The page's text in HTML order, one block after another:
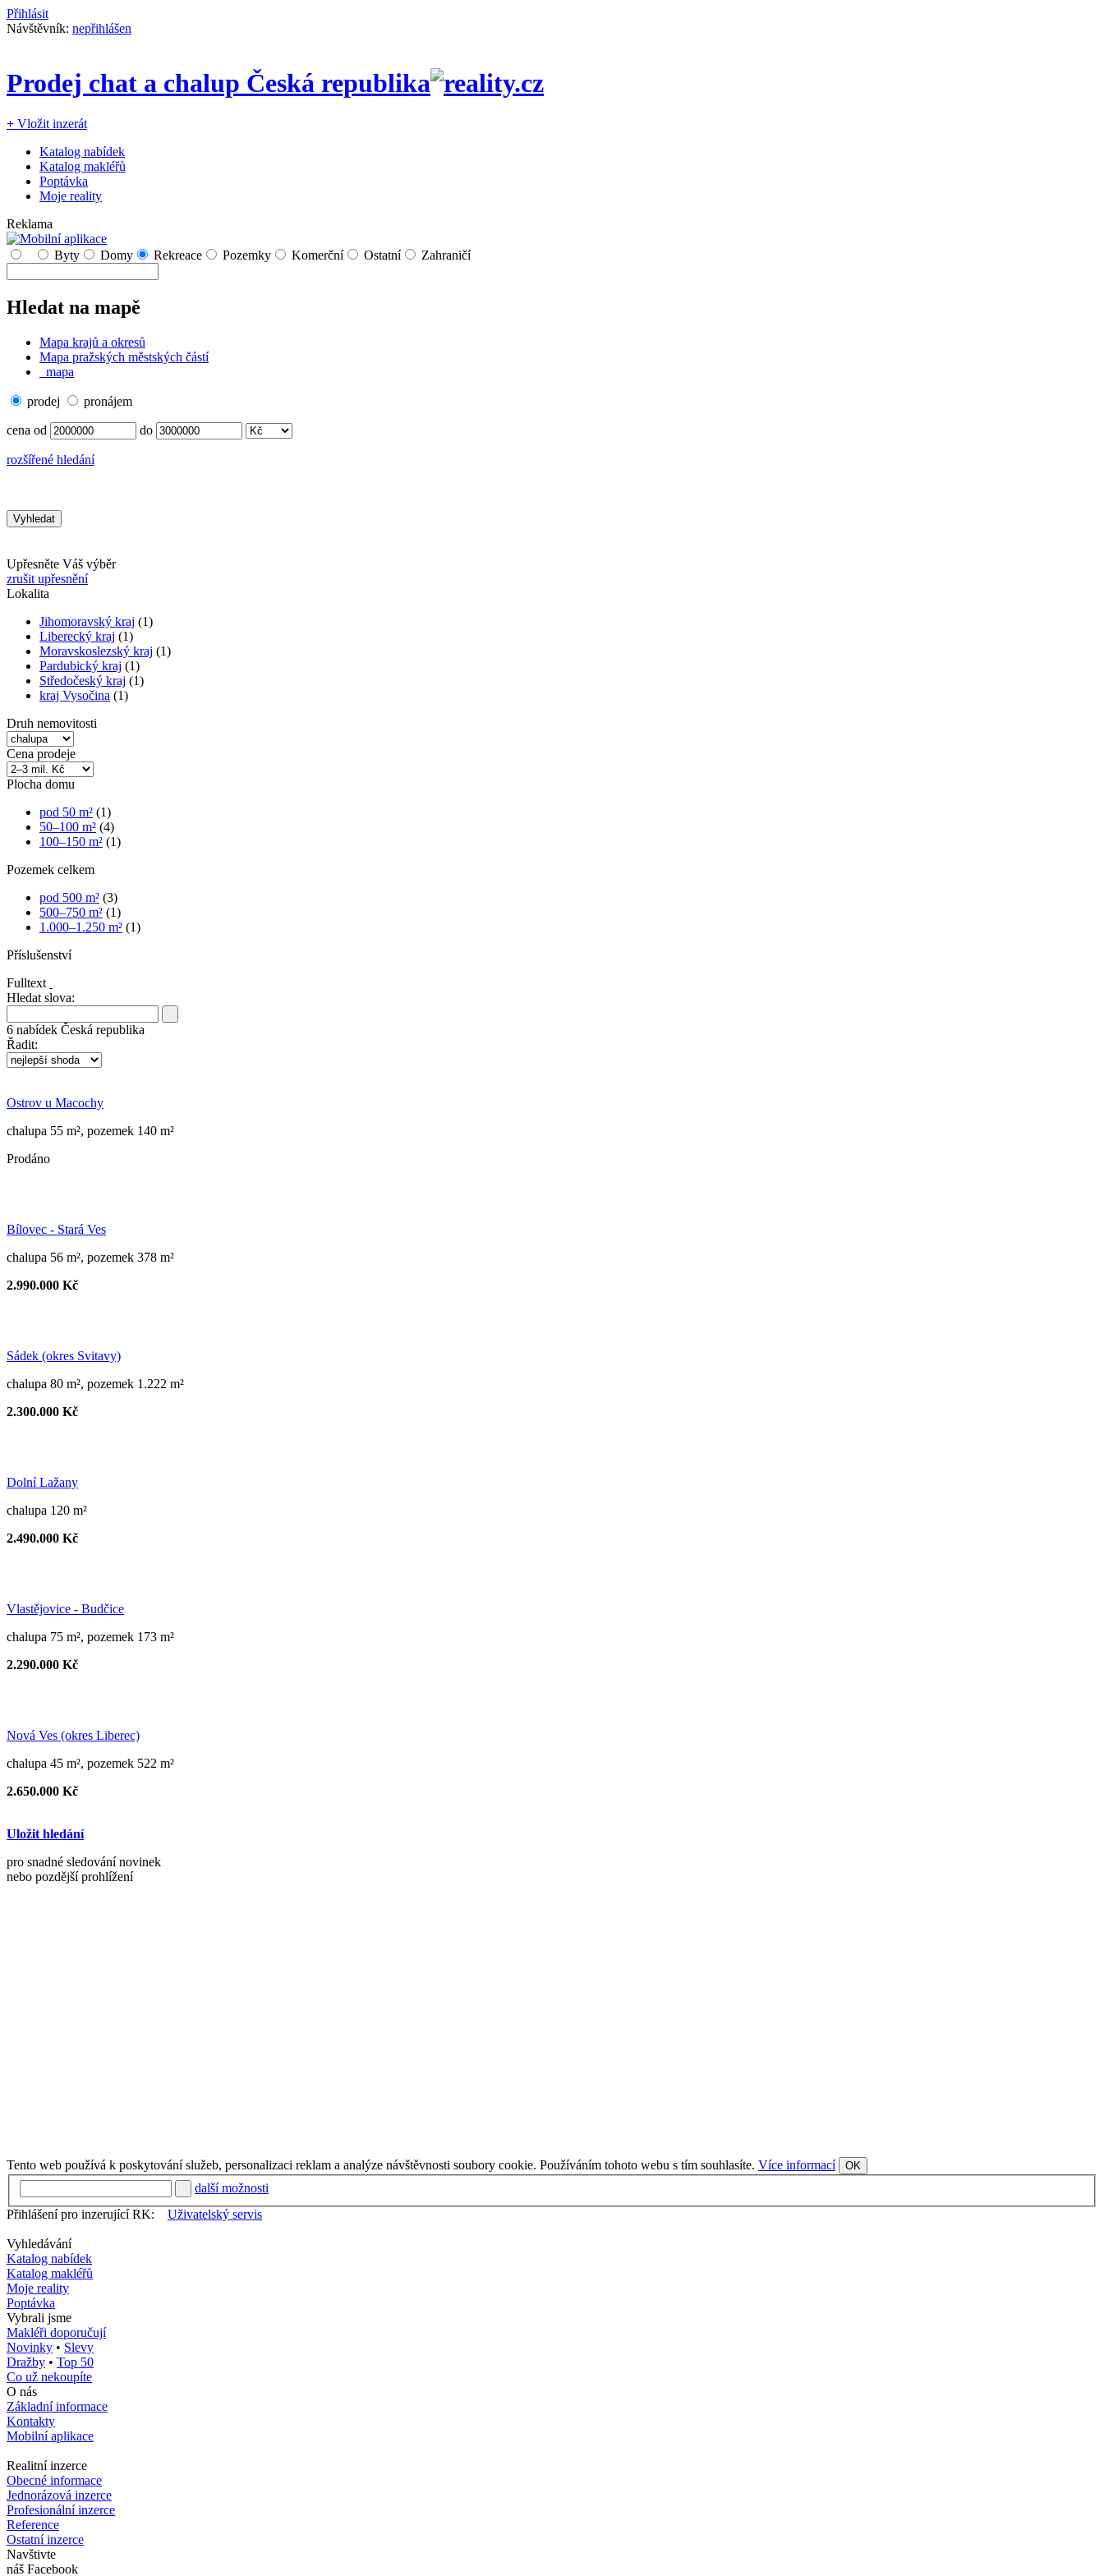
Přihlásit
Návštěvník: nepřihlášen
Prodej chat a chalup Česká republika
+ Vložit inzerát
Katalog nabídek
Katalog makléřů
Poptávka
Moje reality
Reklama
Byty Domy Rekreace Pozemky Komerční Ostatní Zahraničí
Hledat na mapě
Mapa krajů a okresů
Mapa pražských městských částí
mapa
prodej pronájem
cena od do
rozšířené hledání
Upřesněte Váš výběr
zrušit upřesnění
Lokalita
Jihomoravský kraj (1)
Liberecký kraj (1)
Moravskoslezský kraj (1)
Pardubický kraj (1)
Středočeský kraj (1)
kraj Vysočina (1)
Druh nemovitosti
Cena prodeje
Plocha domu
pod 50 m² (1)
50–100 m² (4)
100–150 m² (1)
Pozemek celkem
pod 500 m² (3)
500–750 m² (1)
1.000–1.250 m² (1)
Příslušenství
Fulltext
Hledat slova:
6 nabídek Česká republika
Řadit:
Ostrov u Macochy
chalupa 55 m², pozemek 140 m²
Prodáno
Bílovec - Stará Ves
chalupa 56 m², pozemek 378 m²
2.990.000 Kč
Sádek (okres Svitavy)
chalupa 80 m², pozemek 1.222 m²
2.300.000 Kč
Dolní Lažany
chalupa 120 m²
2.490.000 Kč
Vlastějovice - Budčice
chalupa 75 m², pozemek 173 m²
2.290.000 Kč
Nová Ves (okres Liberec)
chalupa 45 m², pozemek 522 m²
2.650.000 Kč
Uložit hledání
pro snadné sledování novinek
nebo pozdější prohlížení
Tento web používá k poskytování služeb, personalizaci reklam a analýze návštěvnosti soubory cookie. Používáním tohoto webu s tím souhlasíte. Více informací OK
další možnosti
Přihlášení pro inzerující RK:
Uživatelský servis
Vyhledávání
Katalog nabídek
Katalog makléřů
Moje reality
Poptávka
Vybrali jsme
Makléři doporučují
Novinky • Slevy
Dražby • Top 50
Co už nekoupíte
O nás
Základní informace
Kontakty
Mobilní aplikace
Realitní inzerce
Obecné informace
Jednorázová inzerce
Profesionální inzerce
Reference
Ostatní inzerce
Navštivte
náš Facebook